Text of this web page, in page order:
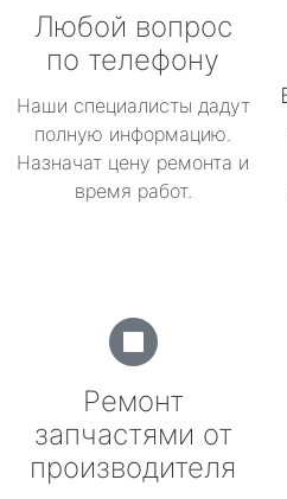
Любой вопрос
по телефону
Наши специалисты дадут
полную информацию.
Назначат цену ремонта и
время работ.
Ремонт
запчастями от
производителя